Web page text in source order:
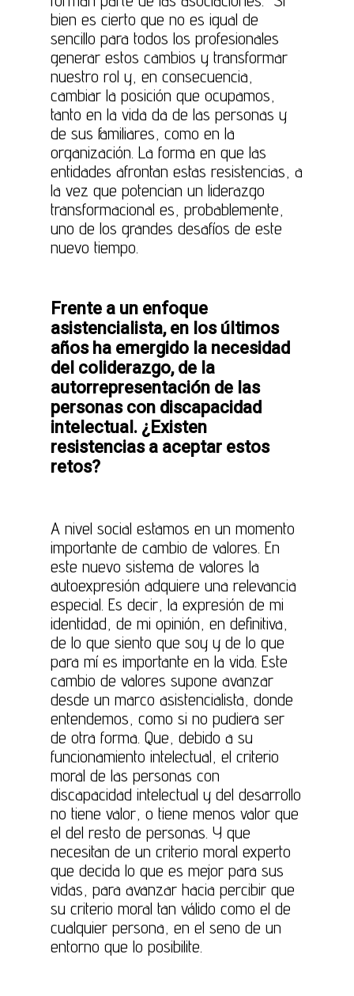
bien es cierto que no es igual de
sencillo para todos los profesionales
generar estos cambios y transformar
nuestro rol y, en consecuencia,
cambiar la posición que ocupamos,
tanto en la vida da de las personas y
de sus familiares, como en la
organización. La forma en que las
entidades afrontan estas resistencias, a
la vez que potencian un liderazgo
transformacional es, probablemente,
uno de los grandes desafíos de este
nuevo tiempo.
Frente a un enfoque
asistencialista, en los últimos
años ha emergido la necesidad
del coliderazgo, de la
autorrepresentación de las
personas con discapacidad
intelectual. ¿Existen
resistencias a aceptar estos
retos?
A nivel social estamos en un momento
importante de cambio de valores. En
este nuevo sistema de valores la
autoexpresión adquiere una relevancia
especial. Es decir, la expresión de mi
identidad, de mi opinión, en definitiva,
de lo que siento que soy y de lo que
para mí es importante en la vida. Este
cambio de valores supone avanzar
desde un marco asistencialista, donde
entendemos, como si no pudiera ser
de otra forma. Que, debido a su
funcionamiento intelectual, el criterio
moral de las personas con
discapacidad intelectual y del desarrollo
no tiene valor, o tiene menos valor que
el del resto de personas. Y que
necesitan de un criterio moral experto
que decida lo que es mejor para sus
vidas, para avanzar hacia percibir que
su criterio moral tan válido como el de
cualquier persona, en el seno de un
entorno que lo posibilite.